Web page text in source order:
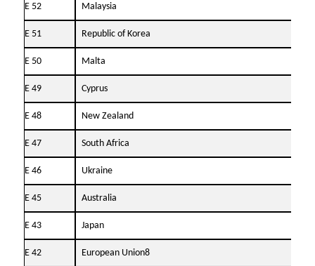
Е 52 Malaysia
Е 51 Republic of Korea
Е 50 Malta
Е 49 Cyprus
Е 48 New Zealand
Е 47 South Africa
Е 46 Ukraine
Е 45 Australia
Е 43 Japan
Е 42 European Union8